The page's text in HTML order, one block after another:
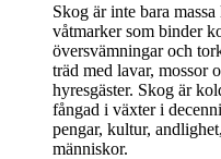
Skog är inte bara
våtmarker som binder
översvämningar och
träd med lavar, mossor
hyresgäster. Skog är
fångad i växter i
pengar, kultur,
människor.